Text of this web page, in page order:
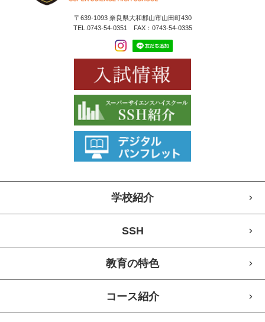
〒639-1093 奈良県大和郡山市山田町430
TEL.0743-54-0351 FAX：0743-54-0335
学校紹介
SSH
教育の特色
コース紹介